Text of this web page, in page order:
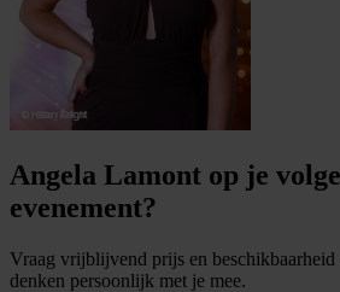
Angela Lamont op je
evenement?
Vraag vrijblijvend prijs en beschikbaarheid
denken persoonlijk met je mee.